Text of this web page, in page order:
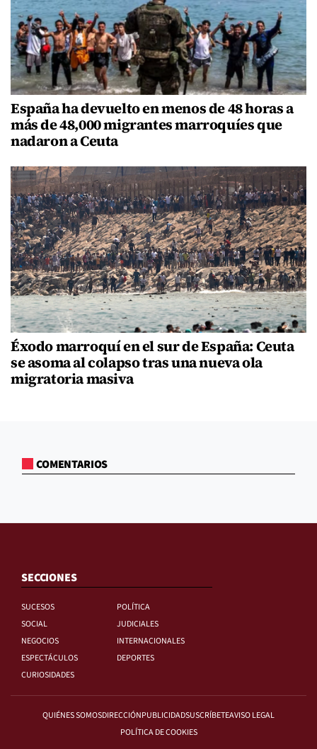
España ha devuelto en menos de 48 horas a
más de 48,000 migrantes marroquíes que
nadaron a Ceuta
Éxodo marroquí en el sur de España: Ceuta
se asoma al colapso tras una nueva ola
migratoria masiva
COMENTARIOS
SECCIONES
SUCESOS
POLÍTICA
SOCIAL
JUDICIALES
NEGOCIOS
INTERNACIONALES
ESPECTÁCULOS
DEPORTES
CURIOSIDADES
QUIÉNES SOMOSDIRECCIÓNPUBLICIDADSUSCRÍBETEAVISO LEGAL
POLÍTICA DE COOKIES